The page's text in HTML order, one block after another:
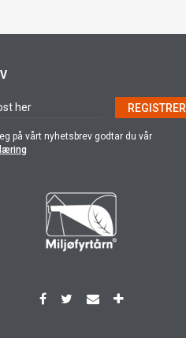
REGISTRER
på vårt nyhetsbrev godtar du vår